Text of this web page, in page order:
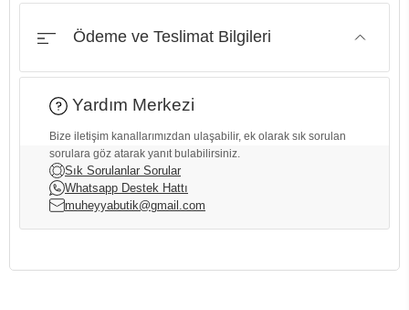
Ödeme ve Teslimat Bilgileri
Yardım Merkezi
Bize iletişim kanallarımızdan ulaşabilir, ek olarak sık sorulan
sorulara göz atarak yanıt bulabilirsiniz.
Sık Sorulanlar Sorular
Whatsapp Destek Hattı
muheyyabutik@gmail.com